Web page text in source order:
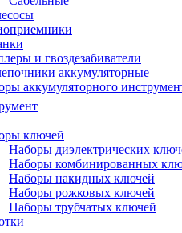
и гвоздезабиватели
аккумуляторные
аккумуляторного
ключей
Наборы диэлектрических
Наборы комбинированных
Наборы накидных ключей
Наборы рожковых ключей
Наборы трубчатых ключей